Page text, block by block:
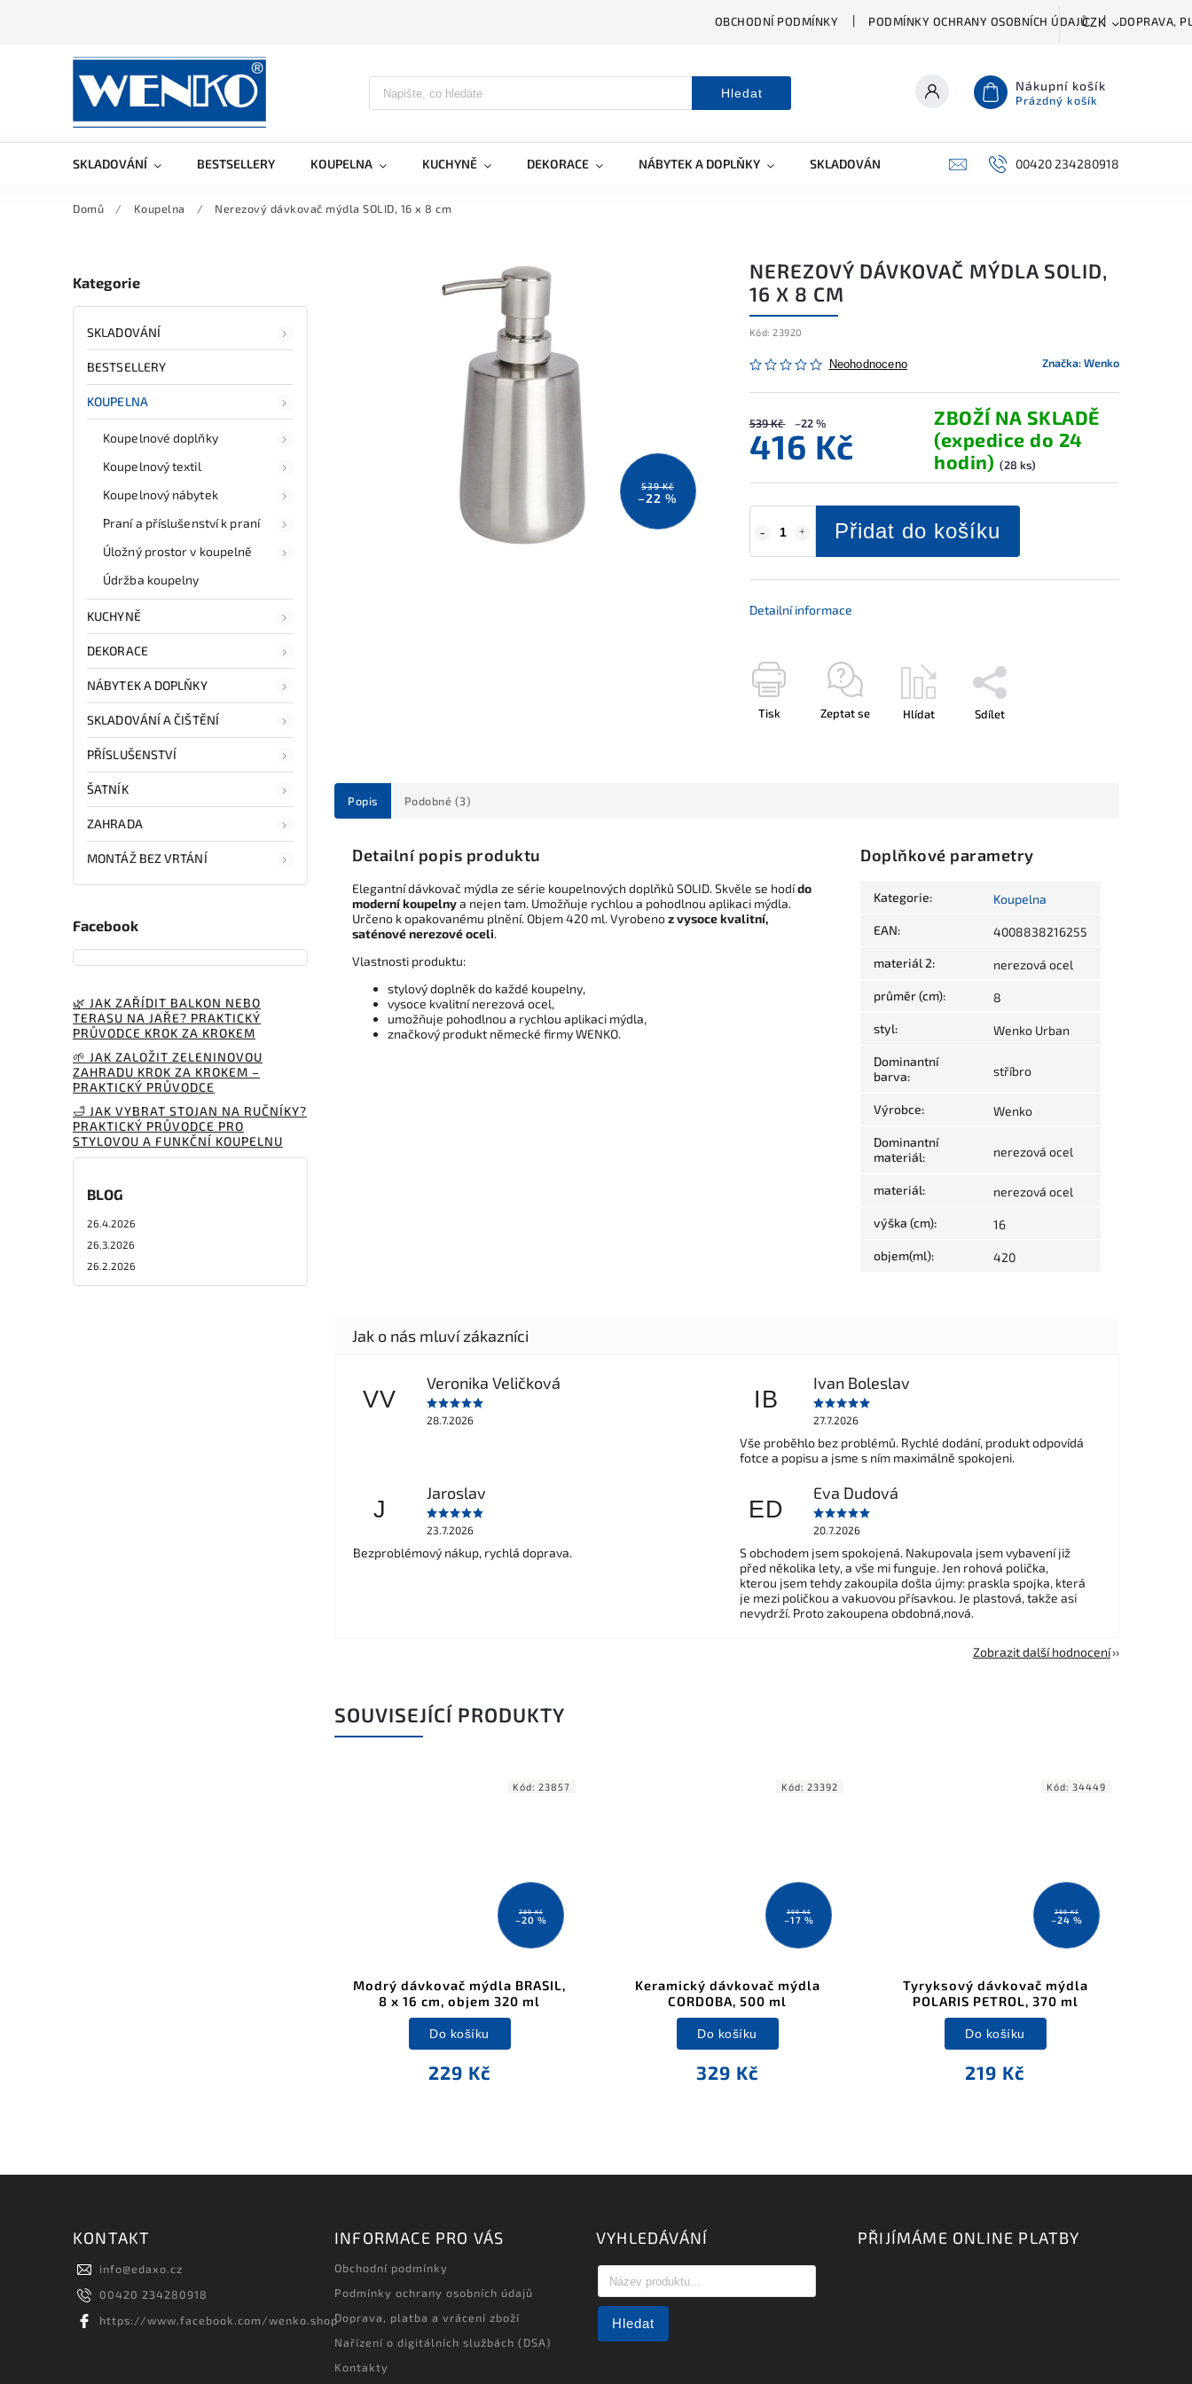
OBCHODNÍ PODMÍNKY PODMÍNKY OCHRANY OSOBNÍCH ÚDAJŮ DOPRAVA,
CZK
Hledat Nákupní košík
Prázdný košík
SKLADOVÁNÍ BESTSELLERY KOUPELNA KUCHYNĚ DEKORACE NÁBYTEK A DOPLŇKY SKLADOVÁNÍ A ČIŠTĚNÍ PŘÍSLUŠENSTVÍ
00420 234280918
Domů / Koupelna / Nerezový dávkovač mýdla SOLID, 16 x 8 cm
Kategorie
SKLADOVÁNÍ
BESTSELLERY
KOUPELNA
Koupelnové doplňky
Koupelnový textil
Koupelnový nábytek
Praní a příslušenství k praní
Úložný prostor v koupelně
Údržba koupelny
KUCHYNĚ
DEKORACE
NÁBYTEK A DOPLŇKY
SKLADOVÁNÍ A ČIŠTĚNÍ
PŘÍSLUŠENSTVÍ
ŠATNÍK
ZAHRADA
MONTÁŽ BEZ VRTÁNÍ
Facebook
🌿 JAK ZAŘÍDIT BALKON NEBO
TERASU NA JAŘE? PRAKTICKÝ
PRŮVODCE KROK ZA KROKEM
🌱 JAK ZALOŽIT ZELENINOVOU
ZAHRADU KROK ZA KROKEM –
PRAKTICKÝ PRŮVODCE
🛁 JAK VYBRAT STOJAN NA RUČNÍKY?
PRAKTICKÝ PRŮVODCE PRO
STYLOVOU A FUNKČNÍ KOUPELNU
BLOG
26.4.2026
26.3.2026
26.2.2026
539 Kč
–22 %
NEREZOVÝ DÁVKOVAČ MÝDLA SOLID,
16 X 8 CM
Kód: 23920
Neohodnoceno Značka:Wenko
539 Kč –22 %
416 Kč
ZBOŽÍ NA SKLADĚ
(expedice do 24
hodin) (28 ks)
Přidat do košíku
Detailní informace
Tisk Zeptat se Hlídat Sdílet
Popis Podobné (3)
Detailní popis produktu
Elegantní dávkovač mýdla ze série koupelnových doplňků SOLID. Skvěle se hodído
moderní koupelnya nejen tam. Umožňuje rychlou a pohodlnou aplikaci mýdla.
Určeno k opakovanému plnění. Objem 420 ml. Vyrobenozvysoce kvalitní,
saténové nerezové oceli.
Vlastnosti produktu:
stylový doplněk do každé koupelny,
vysoce kvalitní nerezová ocel,
umožňuje pohodlnou a rychlou aplikaci mýdla,
značkový produkt německé firmy WENKO.
Doplňkové parametry
Kategorie: Koupelna
EAN: 4008838216255
materiál 2: nerezová ocel
průměr (cm): 8
styl: Wenko Urban
Dominantní
barva: stříbro
Výrobce: Wenko
Dominantní
materiál: nerezová ocel
materiál: nerezová ocel
výška (cm): 16
objem(ml): 420
VV
Veronika Veličková
28.7.2026
IB
Ivan Boleslav
27.7.2026
Vše proběhlo bez problémů. Rychlé dodání, produkt odpovídá
fotce a popisu a jsme s ním maximálně spokojeni.
J
Jaroslav
23.7.2026
Bezproblémový nákup, rychlá doprava.
ED
Eva Dudová
20.7.2026
S obchodem jsem spokojená. Nakupovala jsem vybavení již
před několika lety, a vše mi funguje. Jen rohová polička,
kterou jsem tehdy zakoupila došla újmy: praskla spojka, která
je mezi poličkou a vakuovou přísavkou. Je plastová, takže asi
nevydrží. Proto zakoupena obdobná,nová.
Zobrazit další hodnocení
SOUVISEJÍCÍ PRODUKTY
289 Kč
–20 %
Modrý dávkovač mýdla BRASIL,
8 x 16 cm, objem 320 ml
229 Kč
Do košíku
Kód: 23857
399 Kč
–17 %
Keramický dávkovač mýdla
CORDOBA, 500 ml
329 Kč
Do košíku
Kód: 23392
289 Kč
–24 %
Tyryksový dávkovač mýdla
POLARIS PETROL, 370 ml
219 Kč
Do košíku
Kód: 34449
KONTAKT
info@edaxo.cz
00420 234280918
https://www.facebook.com/wenko.shop
INFORMACE PRO VÁS
Obchodní podmínky
Podmínky ochrany osobních údajů
Doprava, platba a vrácení zboží
Nařízení o digitálních službách (DSA)
Kontakty
VYHLEDÁVÁNÍ
Hledat
PŘIJÍMÁME ONLINE PLATBY